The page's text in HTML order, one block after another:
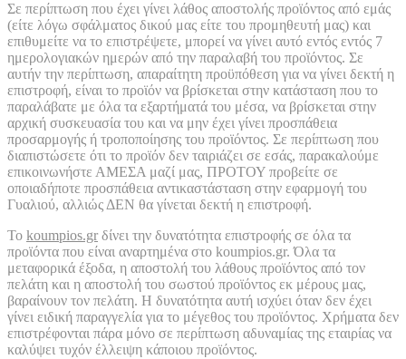
Σε περίπτωση που έχει γίνει λάθος αποστολής προϊόντος από εμάς
(είτε λόγω σφάλματος δικού μας είτε του προμηθευτή μας) και
επιθυμείτε να το επιστρέψετε, μπορεί να γίνει αυτό εντός εντός 7
ημερολογιακών ημερών από την παραλαβή του προϊόντος. Σε
αυτήν την περίπτωση, απαραίτητη προϋπόθεση για να γίνει δεκτή η
επιστροφή, είναι το προϊόν να βρίσκεται στην κατάσταση που το
παραλάβατε με όλα τα εξαρτήματά του μέσα, να βρίσκεται στην
αρχική συσκευασία του και να μην έχει γίνει προσπάθεια
προσαρμογής ή τροποποίησης του προϊόντος. Σε περίπτωση που
διαπιστώσετε ότι το προϊόν δεν ταιριάζει σε εσάς, παρακαλούμε
επικοινωνήστε ΑΜΕΣΑ μαζί μας, ΠΡΟΤΟΥ προβείτε σε
οποιαδήποτε προσπάθεια αντικαστάσταση στην εφαρμογή του
Γυαλιού, αλλιώς ΔΕΝ θα γίνεται δεκτή η επιστροφή.
Το koumpios.gr δίνει την δυνατότητα επιστροφής σε όλα τα
προϊόντα που είναι αναρτημένα στο koumpios.gr. Όλα τα
μεταφορικά έξοδα, η αποστολή του λάθους προϊόντος από τον
πελάτη και η αποστολή του σωστού προϊόντος εκ μέρους μας,
βαραίνουν τον πελάτη. Η δυνατότητα αυτή ισχύει όταν δεν έχει
γίνει ειδική παραγγελία για το μέγεθος του προϊόντος. Χρήματα δεν
επιστρέφονται πάρα μόνο σε περίπτωση αδυναμίας της εταιρίας να
καλύψει τυχόν έλλειψη κάποιου προϊόντος.